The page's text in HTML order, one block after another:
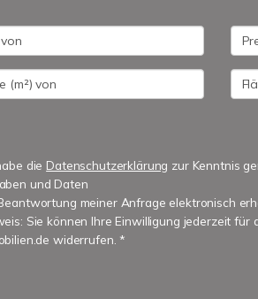
die Datenschutzerklärung zur Kenntnis
und Daten
meiner Anfrage elektronisch
Sie können Ihre Einwilligung jederzeit
widerrufen. *